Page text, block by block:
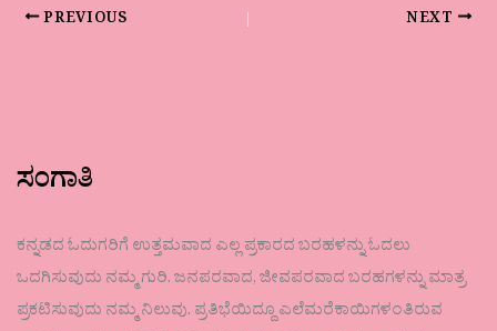
PREVIOUS NEXT
ಸಂಗಾತಿ
ಕನ್ನಡದ ಓದುಗರಿಗೆ ಉತ್ತಮವಾದ ಎಲ್ಲ ಪ್ರಕಾರದ ಬರಹಳನ್ನು ಓದಲು
ಒದಗಿಸುವುದು ನಮ್ಮ ಗುರಿ. ಜನಪರವಾದ, ಜೀವಪರವಾದ ಬರಹಗಳನ್ನು ಮಾತ್ರ
ಪ್ರಕಟಿಸುವುದು ನಮ್ಮ ನಿಲುವು. ಪ್ರತಿಭೆಯಿದ್ದೂ ಎಲೆಮರೆಕಾಯಿಗಳಂತಿರುವ